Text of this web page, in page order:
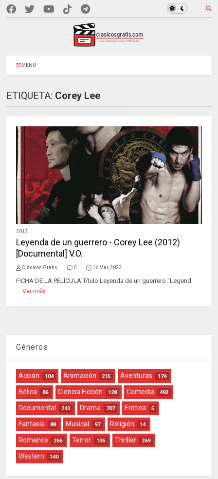
MENÚ
ETIQUETA: Corey Lee
2012
Leyenda de un guerrero - Corey Lee (2012)
[Documental] V.O.
Clásicos Gratis 0 16 Mar, 2023
FICHA DE LA PELÍCULA Título Leyenda de un guerrero "Legend
... Ver más
Géneros
Acción 104 Animación 215 Aventuras 174
Bélica 86 Ciencia Ficción 128 Comedia 493
Documental 243 Drama 707 Erótica 5
Fantasía 88 Musical 97 Religión 14
Romance 266 Terror 136 Thriller 269
Western 140